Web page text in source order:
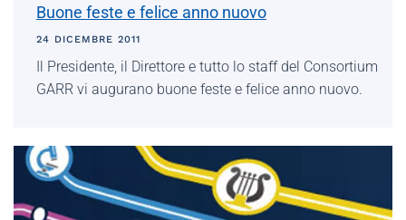
Buone feste e felice anno nuovo
24 DICEMBRE 2011
Il Presidente, il Direttore e tutto lo staff del Consortium
GARR vi augurano buone feste e felice anno nuovo.